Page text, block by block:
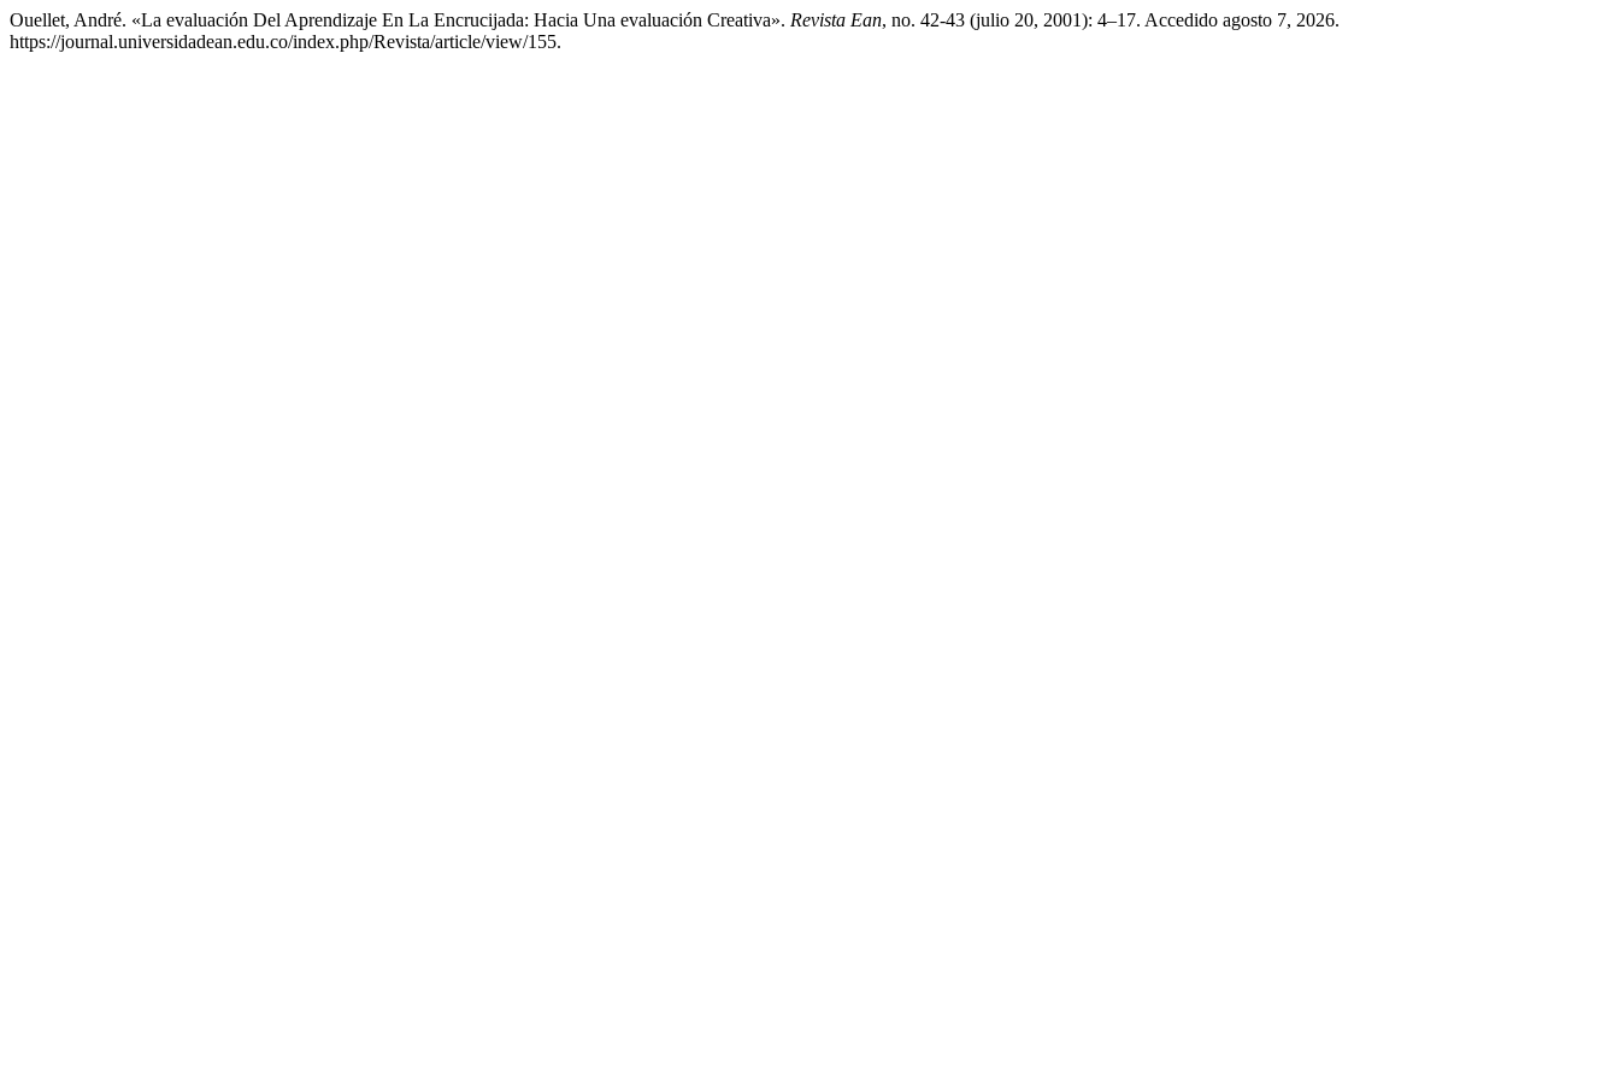
Ouellet, André. «La evaluación Del Aprendizaje En La Encrucijada: Hacia Una evaluación Creativa». Revista Ean, no. 42-43 (julio 20, 2001): 4–17. Accedido agosto 7, 2026.
https://journal.universidadean.edu.co/index.php/Revista/article/view/155.